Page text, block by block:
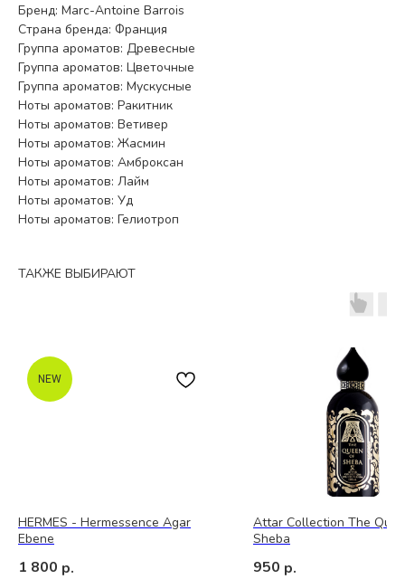
Бренд: Marc-Antoine Barrois
Страна бренда: Франция
Группа ароматов: Древесные
Группа ароматов: Цветочные
Группа ароматов: Мускусные
Ноты ароматов: Ракитник
Ноты ароматов: Ветивер
Ноты ароматов: Жасмин
Ноты ароматов: Амброксан
Ноты ароматов: Лайм
Ноты ароматов: Уд
Ноты ароматов: Гелиотроп
ТАКЖЕ ВЫБИРАЮТ
NEW
HERMES - Hermessence Agar
Ebene
1 800 р.
Attar Collection The
Sheba
950 р.